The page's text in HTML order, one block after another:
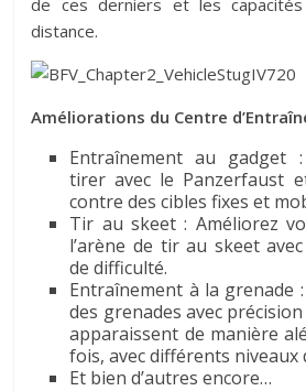
distance.
Améliorations du Centre
Entraînement au gadget
tirer avec le Panzerfaust
contre des cibles fixes et
Tir au skeet : Améliorez
l’arène de tir au skeet
de difficulté.
Entraînement à la grenade
des grenades avec
apparaissent de manière
fois, avec différents niveaux
Et bien d’autres encore…